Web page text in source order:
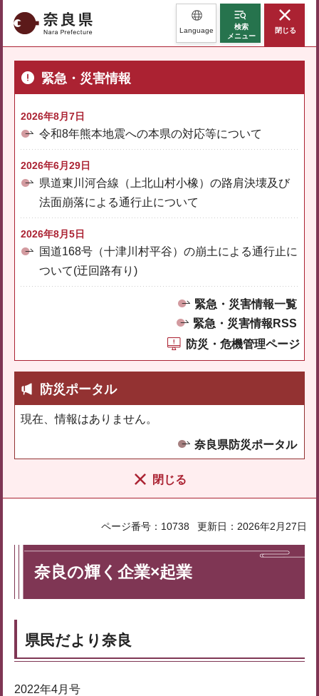
奈良県 Language
検索
メニュー
閉じる
緊急・災害情報
2026年8月7日
令和8年熊本地震への本県の対応等について
2026年6月29日
県道東川河合線（上北山村小橡）の路肩決壊及び
法面崩落による通行止について
2026年8月5日
国道168号（十津川村平谷）の崩土による通行止に
ついて(迂回路有り)
緊急・災害情報一覧
緊急・災害情報RSS
防災・危機管理ページ
防災ポータル
現在、情報はありません。
奈良県防災ポータル
閉じる
ページ番号：10738 更新日：2026年2月27日
奈良の輝く企業×起業
県民だより奈良
2022年4月号